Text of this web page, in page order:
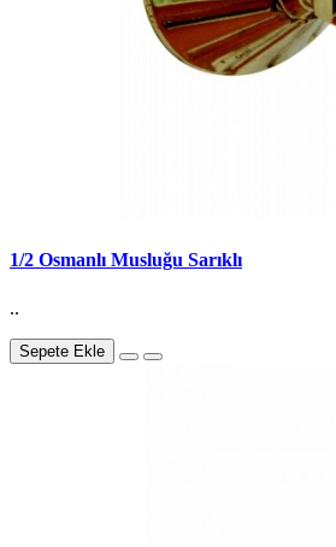
1/2 Osmanlı Musluğu Sarıklı
..
Sepete Ekle